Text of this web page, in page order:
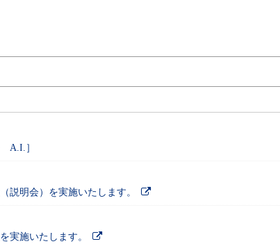
A.I.］
説明会）を実施いたします。
実施いたします。